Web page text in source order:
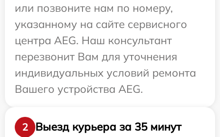
или позвоните нам по номеру,
указанному на сайте сервисного
центра AEG. Наш консультант
перезвонит Вам для уточнения
индивидуальных условий ремонта
Вашего устройства AEG.
2 Выезд курьера за 35 минут